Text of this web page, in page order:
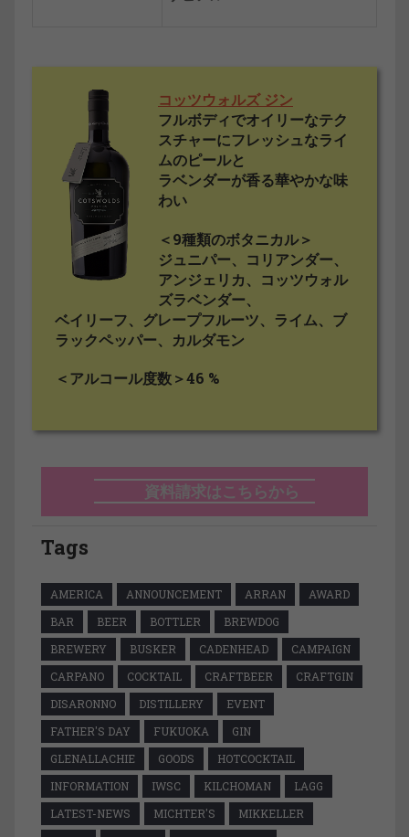
コッツウォルズ ジン
フルボディでオイリーなテク
スチャーにフレッシュなライ
ムのピールと
ラベンダーが香る華やかな味
わい
＜9種類のボタニカル＞
ジュニパー、コリアンダー、
アンジェリカ、コッツウォル
ズラベンダー、
ベイリーフ、グレープフルーツ、ライム、ブ
ラックペッパー、カルダモン
＜アルコール度数＞46 %
資料請求はこちらから
Tags
AMERICA ANNOUNCEMENT ARRAN
AWARD
BAR
BEER BOTTLER
BREWDOG
BREWERY
BUSKER CADENHEAD
CAMPAIGN
CARPANO
COCKTAIL CRAFTBEER
CRAFTGIN
DISARONNO
DISTILLERY
EVENT
FATHER'S DAY
FUKUOKA
GIN
GLENALLACHIE
GOODS
HOTCOCKTAIL
INFORMATION
IWSC KILCHOMAN
LAGG
LATEST-NEWS
MICHTER'S
MIKKELLER